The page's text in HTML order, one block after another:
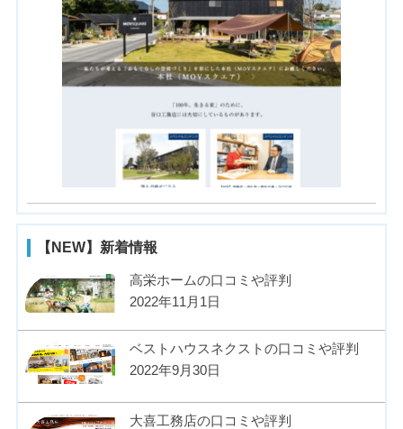
【NEW】新着情報
高栄ホームの口コミや評判
2022年11月1日
ベストハウスネクストの口コミや評判
2022年9月30日
大喜工務店の口コミや評判